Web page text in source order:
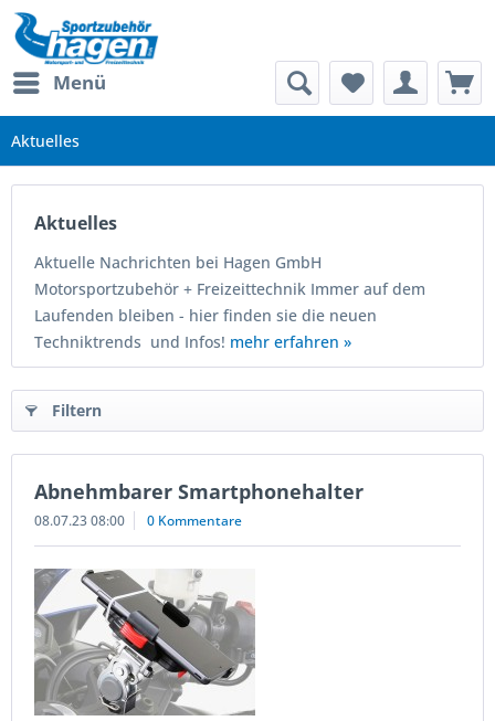
Menü
Aktuelles
Aktuelles
Aktuelle Nachrichten bei Hagen GmbH
Motorsportzubehör + Freizeittechnik Immer auf dem
Laufenden bleiben - hier finden sie die neuen
Techniktrends und Infos! mehr erfahren »
Filtern
Abnehmbarer Smartphonehalter
08.07.23 08:00 0 Kommentare